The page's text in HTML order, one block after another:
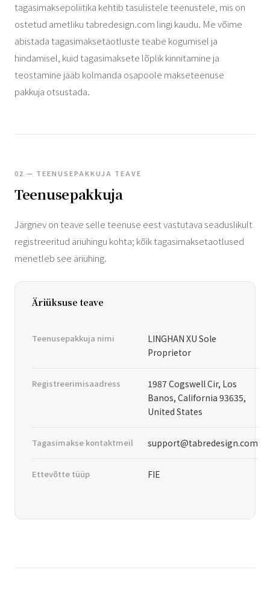
tagasimaksepoliitika kehtib tasulistele teenustele, mis on
ostetud ametliku tabredesign.com lingi kaudu. Me võime
abistada tagasimaksetaotluste teabe kogumisel ja
hindamisel, kuid tagasimaksete lõplik kinnitamine ja
teostamine jääb kolmanda osapoole makseteenuse
pakkuja otsustada.
02 — TEENUSEPAKKUJA TEAVE
Teenusepakkuja
Järgnev on teave selle teenuse eest vastutava seaduslikult
registreeritud äriühingu kohta; kõik tagasimaksetaotlused
menetleb see äriühing.
Äriüksuse teave
Teenusepakkuja nimi
LINGHAN XU Sole
Proprietor
Registreerimisaadress
1987 Cogswell Cir, Los
Banos, California 93635,
United States
Tagasimakse kontaktmeil support@tabredesign.com
Ettevõtte tüüp FIE